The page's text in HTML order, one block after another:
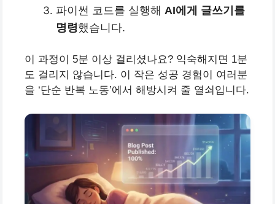
파이썬 코드를 실행해 AI에게 글쓰기를
명령했습니다.
이 과정이 5분 이상 걸리셨나요? 익숙해지면 1분
도 걸리지 않습니다. 이 작은 성공 경험이 여러분
을 ‘단순 반복 노동’에서 해방시켜 줄 열쇠입니다.